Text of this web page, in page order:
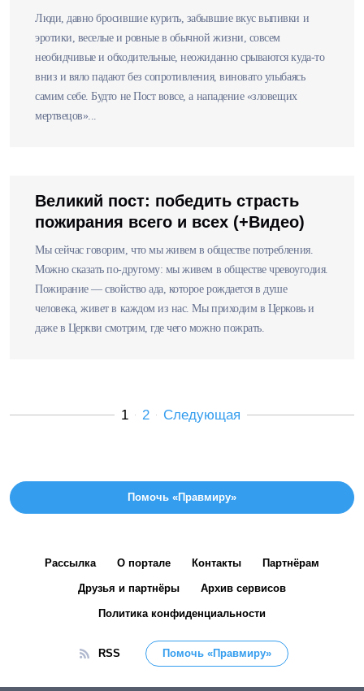
Люди, давно бросившие курить, забывшие вкус выпивки и
эротики, веселые и ровные в обычной жизни, совсем
необидчивые и обходительные, неожиданно срываются куда-то
вниз и вяло падают без сопротивления, виновато улыбаясь
самим себе. Будто не Пост вовсе, а нападение «зловещих
мертвецов»...
Великий пост: победить страсть
пожирания всего и всех (+Видео)
Мы сейчас говорим, что мы живем в обществе потребления.
Можно сказать по-другому: мы живем в обществе чревоугодия.
Пожирание — свойство ада, которое рождается в душе
человека, живет в каждом из нас. Мы приходим в Церковь и
даже в Церкви смотрим, где чего можно пожрать.
1 2 Следующая
Помочь «Правмиру»
Рассылка О портале Контакты Партнёрам
Друзья и партнёры Архив сервисов
Политика конфиденциальности
RSS Помочь «Правмиру»